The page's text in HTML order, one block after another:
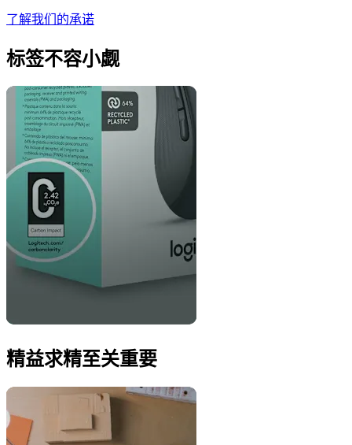
了解我们的承诺
标签不容小觑
精益求精至关重要